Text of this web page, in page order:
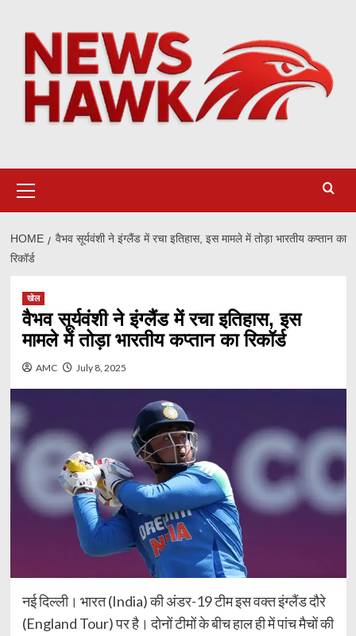
content
Menu
HOME
वैभव सूर्यवंशी ने इंग्लैंड में रचा इतिहास, इस मामले में तोड़ा भारतीय कप्तान का
रिकॉर्ड
खेल
वैभव सूर्यवंशी ने इंग्लैंड में रचा इतिहास, इस
मामले में तोड़ा भारतीय कप्तान का रिकॉर्ड
AMC July 8, 2025
नई दिल्ली। भारत (India) की अंडर-19 टीम इस वक्त इंग्लैंड दौरे
(England Tour) पर है। दोनों टीमों के बीच हाल ही में पांच मैचों की